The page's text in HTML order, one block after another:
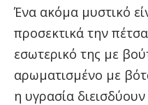
Ένα ακόμα μυστικό
προσεκτικά την
εσωτερικό της με
αρωματισμένο με
η υγρασία